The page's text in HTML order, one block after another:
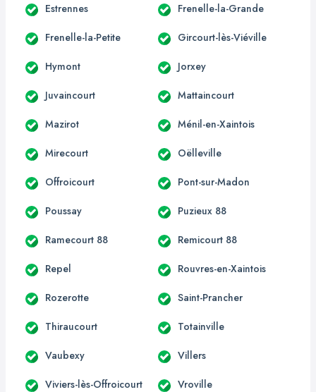
Estrennes Frenelle-la-Grande
Frenelle-la-Petite Gircourt-lès-Viéville
Hymont Jorxey
Juvaincourt Mattaincourt
Mazirot Ménil-en-Xaintois
Mirecourt Oëlleville
Offroicourt Pont-sur-Madon
Poussay Puzieux 88
Ramecourt 88 Remicourt 88
Repel Rouvres-en-Xaintois
Rozerotte Saint-Prancher
Thiraucourt Totainville
Vaubexy Villers
Viviers-lès-Offroicourt Vroville